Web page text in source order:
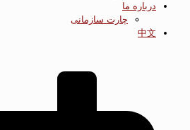
درباره ما
چارت سازمانی
中文